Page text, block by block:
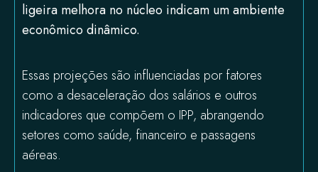
ligeira melhora no núcleo indicam um ambiente
econômico dinâmico.
Essas projeções são influenciadas por fatores
como a desaceleração dos salários e outros
indicadores que compõem o IPP, abrangendo
setores como saúde, financeiro e passagens
aéreas.